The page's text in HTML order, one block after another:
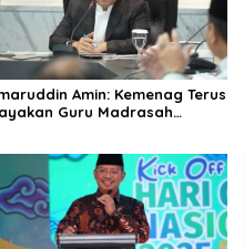
Amin: Kemenag Terus
Guru Madrasah